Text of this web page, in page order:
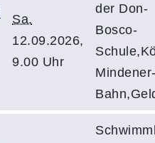
Sa.
12.09.2026,
9.00 Uhr
der Don-
Bosco-